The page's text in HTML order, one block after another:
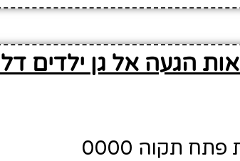
הגעה אל גן ילדים
תקוה 0000